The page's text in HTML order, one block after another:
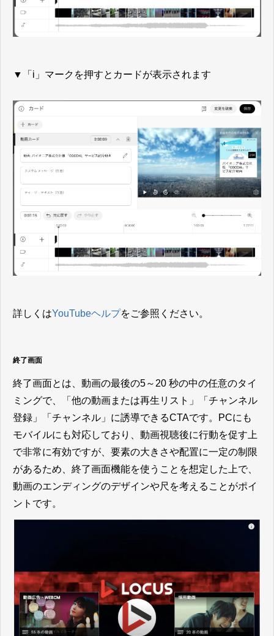
▼「i」マークを押すとカードが表示されます
詳しくはYouTubeヘルプをご参照ください。
終了画面
終了画面とは、動画の最後の5～20 秒の中の任意のタイ
ミングで、「他の動画または再生リスト」「チャンネル
登録」「チャンネル」に誘導できるCTAです。PCにも
モバイルにも対応しており、動画視聴後に行動を促す上
で非常に有効ですが、要素の大きさや配置に一定の制限
があるため、終了画面機能を使うことを想定した上で、
動画のエンディングのデザインや尺を考えることがポイ
ントです。